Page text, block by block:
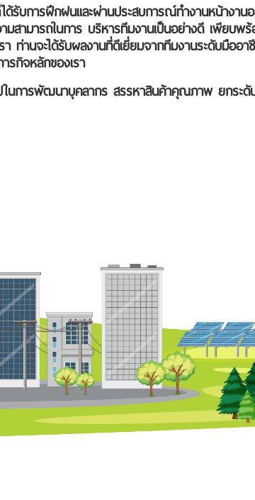
รับการฝึกฝนและผ่านประสบการณ์ทำงานหน้างาน
มสามารถในการ บริหารทีมงานเป็นอย่างดี เพียบ
ท่านจะได้รับผลงานที่ดีเยี่ยมจากทีมงานระดับมืออ
รกิจหลักของเรา
นการพัฒนาบุคลากร สรรหาสินค้าคุณภาพ ยกระดับ